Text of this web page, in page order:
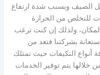
الصيف وبسبب شدة ارتفاع
للتخلص من الحرارة
بالمكان، ولذلك إن كنت ترغب
بشركتنا فتعد من
أنواع التكيفات حيث نمتلك
خلالها يتم توفير الخدمات